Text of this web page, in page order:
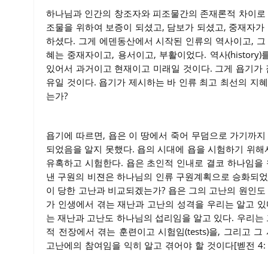
하나님과 인간의 창조자와 피조물간의 존재론적 차이
조물을 위하여 보증이 되셨고, 담보가 되셨고, 중재자
하셨다. 그게 에덴동산에서 시작된 인류의 역사이고,
혜는 중재자이고, 용서이고, 부활이었다. 역사
있어서 과거이고 현재이고 미래일 것이다. 그게 욥기
유일 것이다. 욥기가 제시하는 바 인류 최고 최선의 지
는가?
욥기에 따르면, 욥은 이 땅에서 죽어 무덤으로 가기까
되었음을 알지 못했다. 욥의 시대에 욥을 시험하기 위
유혹하고 시험한다. 욥은 초인적 인내로 결코 하나임
낸 구원의 비젼은 하나님의 인류 구원계획으로 승화되
이 당한 고난과 비교되겠는가? 욥은 그의 고난의 원인
가 인생에서 겪는 재난과 고난의 성격을 우리는 알고
는 재난과 고난도 하나님의 섭리임을 알고 있다. 우리
적 전장에서 겪는 훈련이고 시험임(tests)을, 그리고
고난에의 참여임을 익히 알고 겪어야 할 것이다[벧전